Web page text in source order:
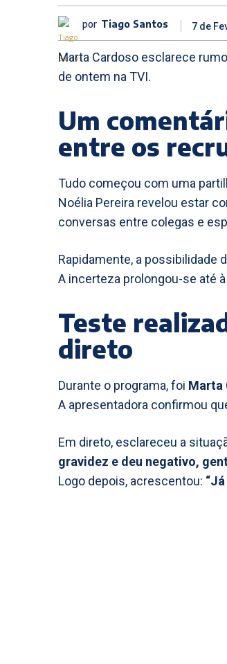
por Tiago Santos 7 de
Marta Cardoso esclarece
de ontem na TVI.
Um
entre os
Tudo começou com uma
Noélia Pereira revelou estar
conversas entre colegas e
Rapidamente, a possibilidade
A incerteza prolongou-se até
Teste
direto
Durante o programa, foi Marta
A apresentadora confirmou
Em direto, esclareceu a
gravidez e deu negativo,
Logo depois, acrescentou: